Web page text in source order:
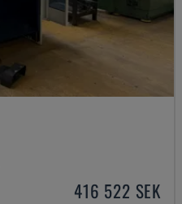
416 522 SEK